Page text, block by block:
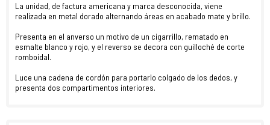
La unidad, de factura americana y marca desconocida, viene
realizada en metal dorado alternando áreas en acabado mate y brillo.
Presenta en el anverso un motivo de un cigarrillo, rematado en
esmalte blanco y rojo, y el reverso se decora con guilloché de corte
romboidal.
Luce una cadena de cordón para portarlo colgado de los dedos, y
presenta dos compartimentos interiores.